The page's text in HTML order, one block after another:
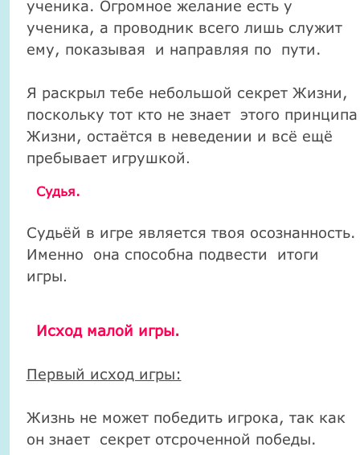
ученика. Огромное желание есть у
ученика, а проводник всего лишь служит
ему, показывая и направляя по пути.
Я раскрыл тебе небольшой секрет Жизни,
поскольку тот кто не знает этого принципа
Жизни, остаётся в неведении и всё ещё
пребывает игрушкой .
Судья.
Судьёй в игре является твоя осознанность.
Именно она способна подвести итоги
игры.
Исход малой игры.
Первый исход игры:
Жизнь не может победить игрока, так как
он знает секрет отсроченной победы.